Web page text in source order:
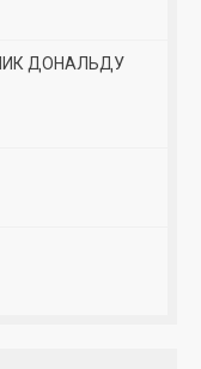
ДОНАЛЬДУ